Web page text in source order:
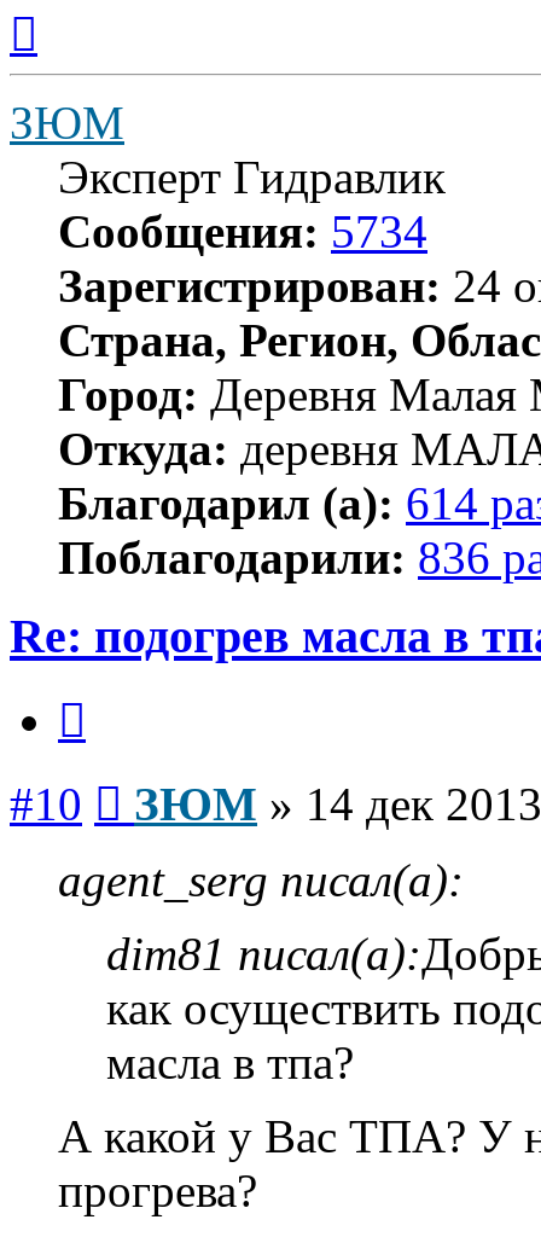
началу
ЗЮМ
Эксперт Гидравлик
Сообщения: 5734
Зарегистрирован: 24
Страна, Регион,
Город: Деревня Малая
Откуда: деревня
Благодарил (а): 614
Поблагодарили: 836
Re: подогрев масла в
#10 ЗЮМ » 14 дек
agent_serg писал(а):
dim81 писал(а):
как осуществить
масла в тпа?
А какой у Вас ТПА? У
прогрева?